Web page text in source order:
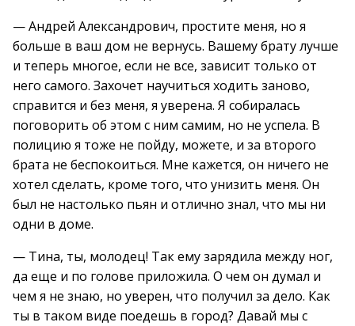
— Андрей Александрович, простите меня, но я
больше в ваш дом не вернусь. Вашему брату лучше
и теперь многое, если не все, зависит только от
него самого. Захочет научиться ходить заново,
справится и без меня, я уверена. Я собиралась
поговорить об этом с ним самим, но не успела. В
полицию я тоже не пойду, можете, и за второго
брата не беспокоиться. Мне кажется, он ничего не
хотел сделать, кроме того, что унизить меня. Он
был не настолько пьян и отлично знал, что мы ни
одни в доме.
— Тина, ты, молодец! Так ему зарядила между ног,
да еще и по голове приложила. О чем он думал и
чем я не знаю, но уверен, что получил за дело. Как
ты в таком виде поедешь в город? Давай мы с